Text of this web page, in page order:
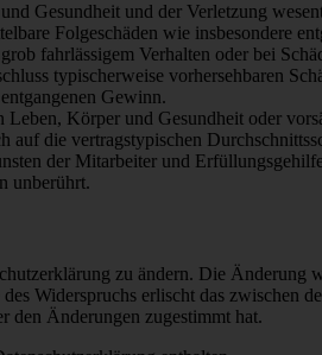
Gesundheit und der Verletzung
Folgeschäden wie insbesondere
fahrlässigem Verhalten oder bei
typischerweise vorhersehbaren
Gewinn.
Körper und Gesundheit oder
die vertragstypischen
der Mitarbeiter und
unberührt.
zu ändern. Die Änderung
Widerspruchs erlischt das zwischen
den Änderungen zugestimmt hat.